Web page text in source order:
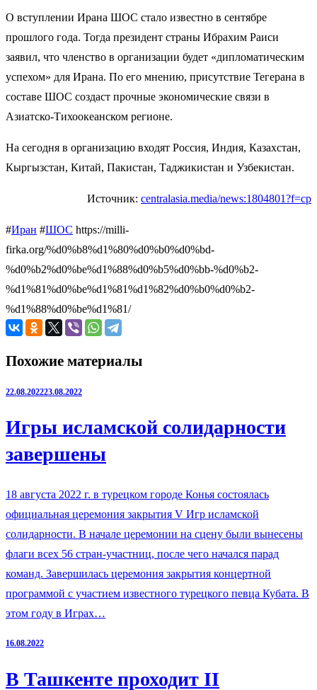
О вступлении Ирана ШОС стало известно в сентябре
прошлого года. Тогда президент страны Ибрахим Раиси
заявил, что членство в организации будет «дипломатическим
успехом» для Ирана. По его мнению, присутствие Тегерана в
составе ШОС создаст прочные экономические связи в
Азиатско-Тихоокеанском регионе.
На сегодня в организацию входят Россия, Индия, Казахстан,
Кыргызстан, Китай, Пакистан, Таджикистан и Узбекистан.
Источник: centralasia.media/news:1804801?f=cp
#Иран #ШОС https://milli-
firka.org/%d0%b8%d1%80%d0%b0%d0%bd-
%d0%b2%d0%be%d1%88%d0%b5%d0%bb-%d0%b2-
%d1%81%d0%be%d1%81%d1%82%d0%b0%d0%b2-
%d1%88%d0%be%d1%81/
Похожие материалы
22.08.202223.08.2022
Игры исламской солидарности
завершены
18 августа 2022 г. в турецком городе Конья состоялась
официальная церемония закрытия V Игр исламской
солидарности. В начале церемонии на сцену были вынесены
флаги всех 56 стран-участниц, после чего начался парад
команд. Завершилась церемония закрытия концертной
программой с участием известного турецкого певца Кубата. В
этом году в Играх…
16.08.2022
В Ташкенте проходит II